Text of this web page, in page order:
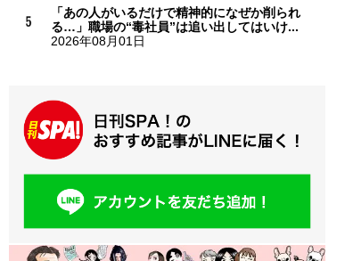
「あの人がいるだけで精神的になぜか削られ
る…」職場の“毒社員”は追い出してはいけ...
2026年08月01日